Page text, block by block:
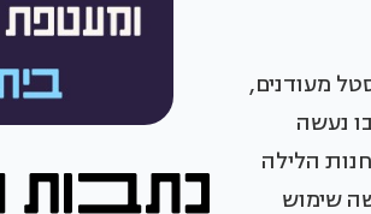
מעודנים,
נעשה
הלילה
שימוש